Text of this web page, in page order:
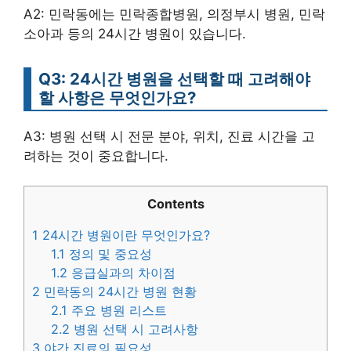
A2: 민락동에는 민락종합병원, 의정부시 병원, 민락
소아과 등의 24시간 병원이 있습니다.
Q3: 24시간 병원을 선택할 때 고려해야
할 사항은 무엇인가요?
A3: 병원 선택 시 전문 분야, 위치, 진료 시간을 고
려하는 것이 중요합니다.
Contents
1 24시간 병원이란 무엇인가요?
1.1 정의 및 중요성
1.2 응급실과의 차이점
2 민락동의 24시간 병원 현황
2.1 주요 병원 리스트
2.2 병원 선택 시 고려사항